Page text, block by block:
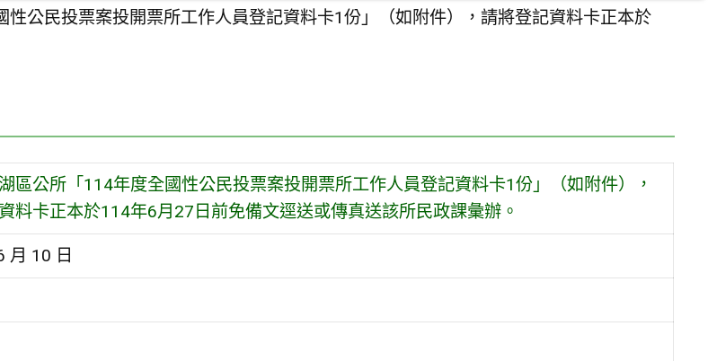
性公民投票案投開票所工作人員登記資料卡1份」（如附件），請將登記資料卡正本於
區公所「114年度全國性公民投票案投開票所工作人員登記資料卡1份」（如附件），
料卡正本於114年6月27日前免備文逕送或傳真送該所民政課彙辦。
月 10 日